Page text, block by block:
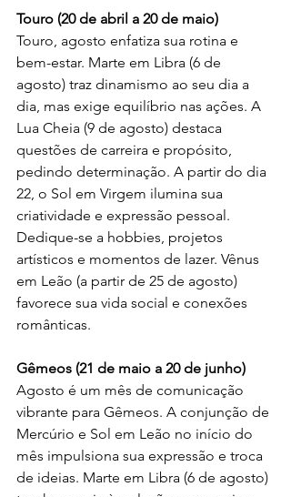
Touro (20 de abril a 20 de maio)
Touro, agosto enfatiza sua rotina e
bem-estar. Marte em Libra (6 de
agosto) traz dinamismo ao seu dia a
dia, mas exige equilíbrio nas ações. A
Lua Cheia (9 de agosto) destaca
questões de carreira e propósito,
pedindo determinação. A partir do dia
22, o Sol em Virgem ilumina sua
criatividade e expressão pessoal.
Dedique-se a hobbies, projetos
artísticos e momentos de lazer. Vênus
em Leão (a partir de 25 de agosto)
favorece sua vida social e conexões
românticas.
Gêmeos (21 de maio a 20 de junho)
Agosto é um mês de comunicação
vibrante para Gêmeos. A conjunção de
Mercúrio e Sol em Leão no início do
mês impulsiona sua expressão e troca
de ideias. Marte em Libra (6 de agosto)